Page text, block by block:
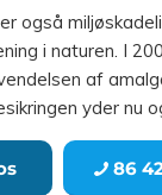
også
i naturen. I
af
yder nu
86